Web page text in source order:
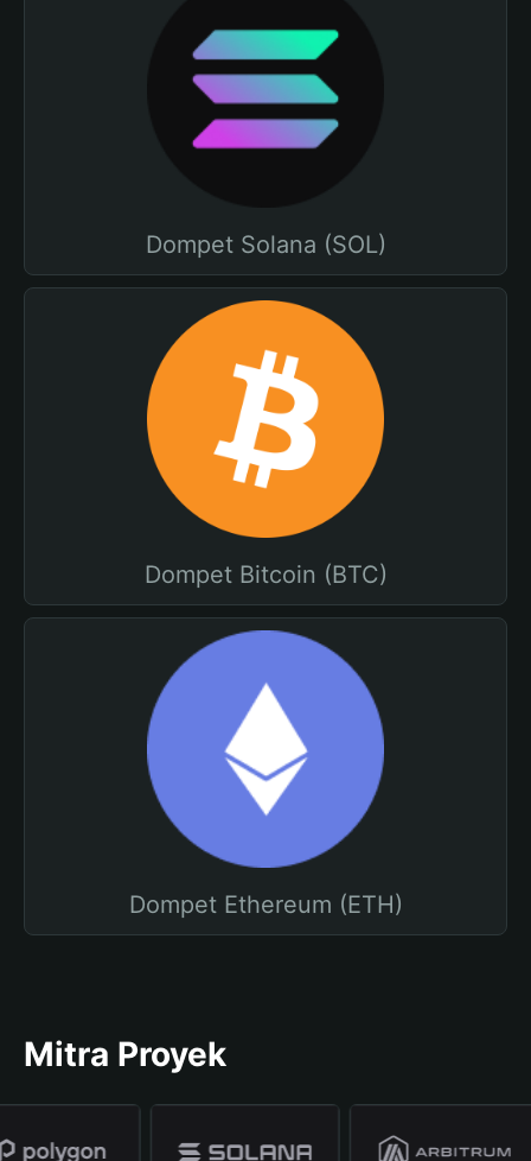
Dompet Solana (SOL)
Dompet Bitcoin (BTC)
Dompet Ethereum (ETH)
Mitra Proyek